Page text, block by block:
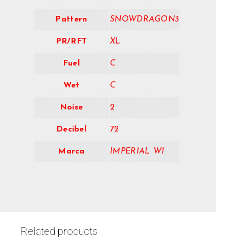
Pattern SNOWDRAGON3
PR/RFT XL
Fuel C
Wet C
Noise 2
Decibel 72
Marca IMPERIAL WI
Related products